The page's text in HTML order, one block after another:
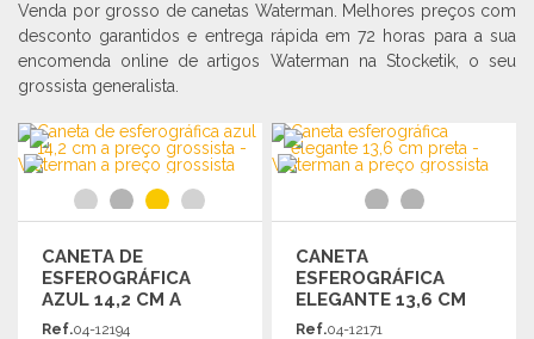
Venda por grosso de canetas Waterman. Melhores preços com
desconto garantidos e entrega rápida em 72 horas para a sua
encomenda online de artigos Waterman na Stocketik, o seu
grossista generalista.
CANETA DE
ESFEROGRÁFICA
AZUL 14,2 CM A
PREÇO GROSSISTA
Ref.04-12194
CANETA
ESFEROGRÁFICA
ELEGANTE 13,6 CM
PRETA
Ref.04-12171